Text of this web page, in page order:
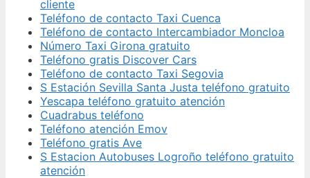
cliente
Teléfono de contacto Taxi Cuenca
Teléfono de contacto Intercambiador Moncloa
Número Taxi Girona gratuito
Teléfono gratis Discover Cars
Teléfono de contacto Taxi Segovia
S Estación Sevilla Santa Justa teléfono gratuito
Yescapa teléfono gratuito atención
Cuadrabus teléfono
Teléfono atención Emov
Teléfono gratis Ave
S Estacion Autobuses Logroño teléfono gratuito
atención